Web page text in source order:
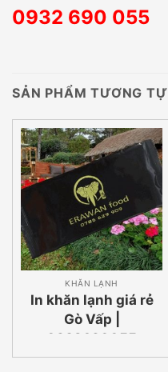
0932 690 055
SẢN PHẨM TƯƠNG TỰ
KHĂN LẠNH
In khăn lạnh giá rẻ
Gò Vấp |
0932690055